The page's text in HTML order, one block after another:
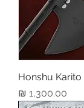
מחיר